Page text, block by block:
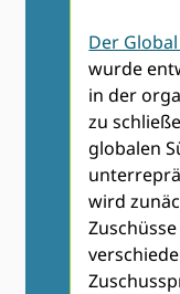
Der
wurde
in der
zu
globalen
wird